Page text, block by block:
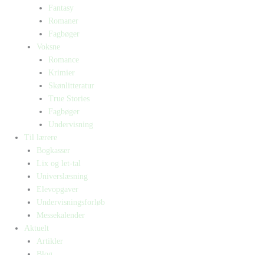
Fantasy
Romaner
Fagbøger
Voksne
Romance
Krimier
Skønlitteratur
True Stories
Fagbøger
Undervisning
Til lærere
Bogkasser
Lix og let-tal
Universlæsning
Elevopgaver
Undervisningsforløb
Messekalender
Aktuelt
Artikler